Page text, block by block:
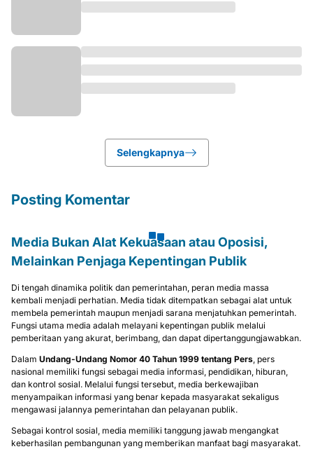
Selengkapnya
Posting Komentar
Media Bukan Alat Kekuasaan atau Oposisi,
Melainkan Penjaga Kepentingan Publik
Di tengah dinamika politik dan pemerintahan, peran media massa
kembali menjadi perhatian. Media tidak ditempatkan sebagai alat untuk
membela pemerintah maupun menjadi sarana menjatuhkan pemerintah.
Fungsi utama media adalah melayani kepentingan publik melalui
pemberitaan yang akurat, berimbang, dan dapat dipertanggungjawabkan.
Dalam Undang-Undang Nomor 40 Tahun 1999 tentang Pers , pers
nasional memiliki fungsi sebagai media informasi, pendidikan, hiburan,
dan kontrol sosial. Melalui fungsi tersebut, media berkewajiban
menyampaikan informasi yang benar kepada masyarakat sekaligus
mengawasi jalannya pemerintahan dan pelayanan publik.
Sebagai kontrol sosial, media memiliki tanggung jawab mengangkat
keberhasilan pembangunan yang memberikan manfaat bagi masyarakat.